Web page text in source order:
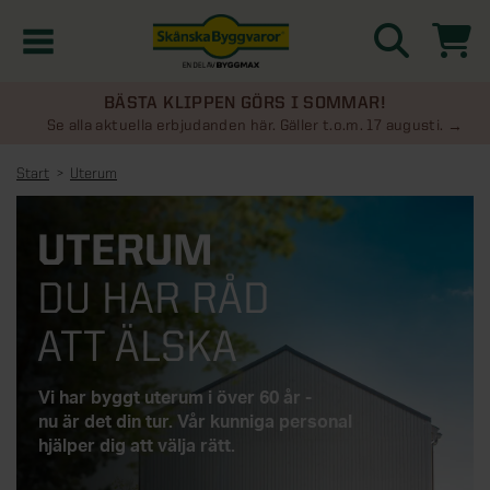
Kampanjer
Nyheter
Kontakta oss
KATEGORIER
Översikt - Kontakta oss
Vanliga frågor & svar
Uterum
KATEGORIER
Översikt - Uterum
KATEGORIER
Attefallshus
BÄSTA KLIPPEN GÖRS I SOMMAR!
Se alla aktuella erbjudanden här. Gäller t.o.m. 17 augusti.
Start Uterum
UTERUM
DU HAR RÅD
ATT ÄLSKA
Vi har byggt uterum i över 60 år -
nu är det din tur. Vår kunniga personal
hjälper dig att välja rätt.